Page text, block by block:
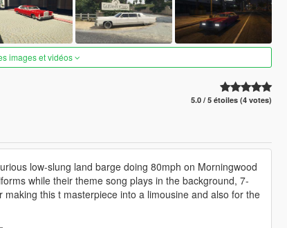
images et vidéos
5.0 / 5 étoiles (4 votes)
low-slung land barge doing 80mph on Morningwood
while their theme song plays in the background, 7-
this t masterpiece into a limousine and also for the